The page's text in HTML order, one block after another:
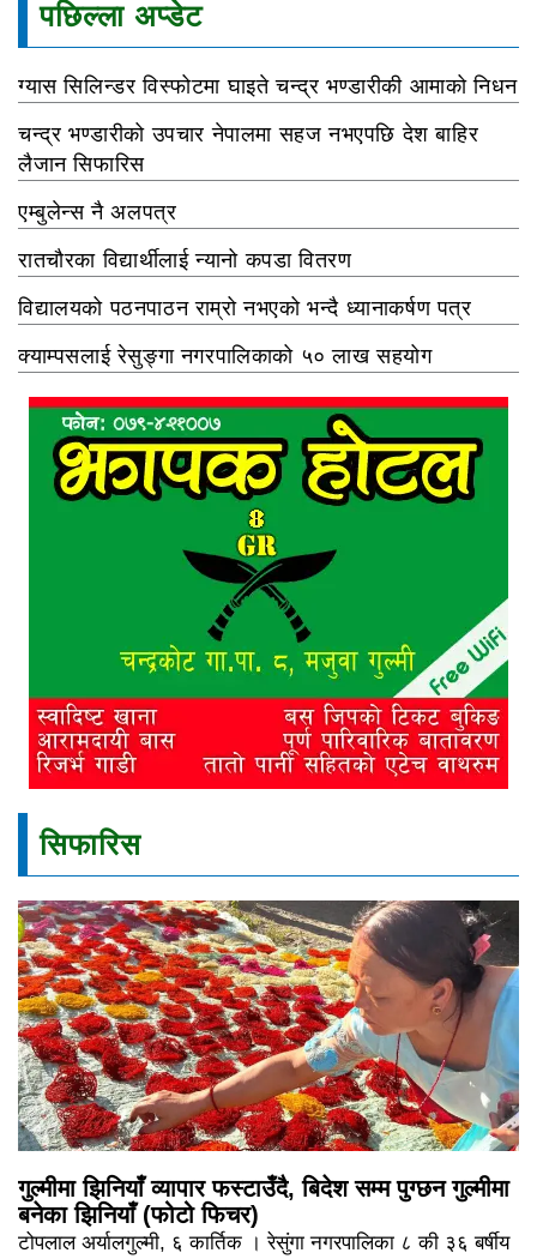
पछिल्ला अप्डेट
ग्यास सिलिन्डर विस्फोटमा घाइते चन्द्र भण्डारीकी आमाको निधन
चन्द्र भण्डारीको उपचार नेपालमा सहज नभएपछि देश बाहिर
लैजान सिफारिस
एम्बुलेन्स नै अलपत्र
रातचौरका विद्यार्थीलाई न्यानो कपडा वितरण
विद्यालयको पठनपाठन राम्रो नभएको भन्दै ध्यानाकर्षण पत्र
क्याम्पसलाई रेसुङ्गा नगरपालिकाको ५० लाख सहयोग
सिफारिस
गुल्मीमा झिनियाँ व्यापार फस्टाउँदै, बिदेश सम्म पुग्छन गुल्मीमा
बनेका झिनियाँ (फोटो फिचर)
टोपलाल अर्यालगुल्मी, ६ कार्तिक । रेसुंगा नगरपालिका ८ की ३६ बर्षीय